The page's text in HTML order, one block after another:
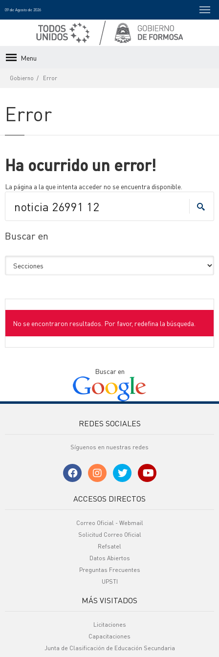
09 de Agosto de 2026
Menu
Gobierno Error
Error
Ha ocurrido un error!
La página a la que intenta acceder no se encuentra disponible.
Buscar en
No se encontraron resultados. Por favor, redefina la búsqueda.
Buscar en
REDES SOCIALES
Síguenos en nuestras redes
ACCESOS DIRECTOS
Correo Oficial - Webmail
Solicitud Correo Oficial
Refsatel
Datos Abiertos
Preguntas Frecuentes
UPSTI
MÁS VISITADOS
Licitaciones
Capacitaciones
Junta de Clasificación de Educación Secundaria